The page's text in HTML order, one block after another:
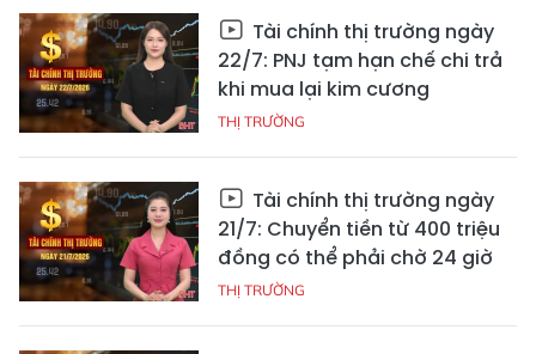
Tài chính thị trường ngày
22/7: PNJ tạm hạn chế chi trả
khi mua lại kim cương
THỊ TRƯỜNG
Tài chính thị trường ngày
21/7: Chuyển tiền từ 400 triệu
đồng có thể phải chờ 24 giờ
THỊ TRƯỜNG